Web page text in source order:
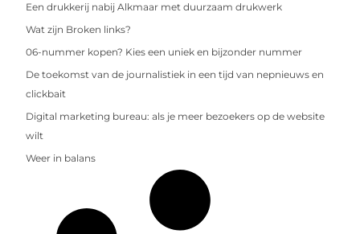
Een drukkerij nabij Alkmaar met duurzaam drukwerk
Wat zijn Broken links?
06-nummer kopen? Kies een uniek en bijzonder nummer
De toekomst van de journalistiek in een tijd van nepnieuws en
clickbait
Digital marketing bureau: als je meer bezoekers op de website
wilt
Weer in balans